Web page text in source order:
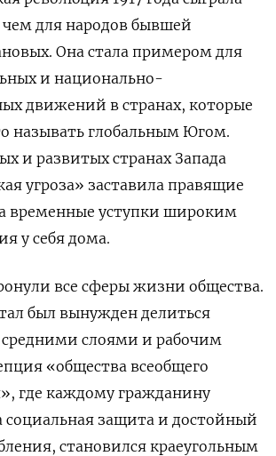
для народов бывшей
Она стала примером для
и национально-
движений в странах, которые
называть глобальным Югом.
и развитых странах Запада
угроза» заставила правящие
временные уступки широким
у себя дома.
все сферы жизни общества.
был вынужден делиться
слоями и рабочим
«общества всеобщего
где каждому гражданину
социальная защита и достойный
становился краеугольным